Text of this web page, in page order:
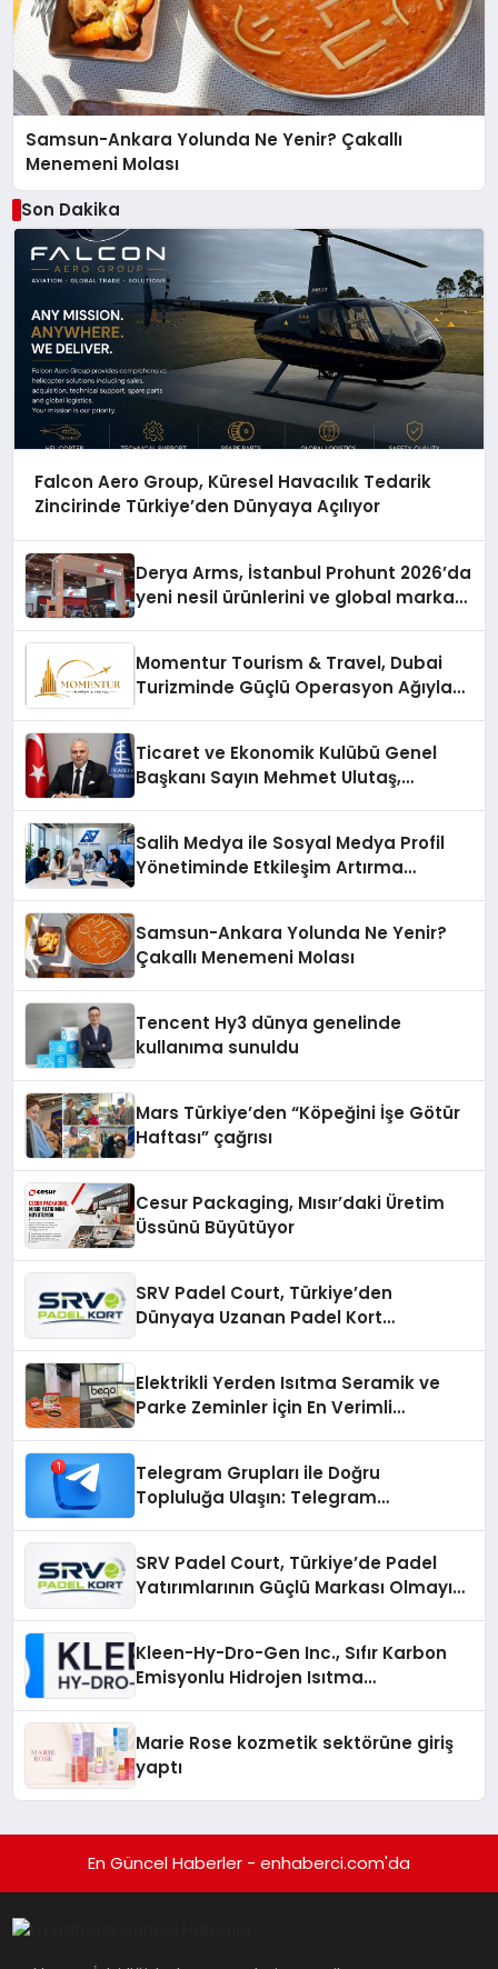
Samsun-Ankara Yolunda Ne Yenir? Çakallı
Menemeni Molası
Son Dakika
Falcon Aero Group, Küresel Havacılık Tedarik
Zincirinde Türkiye’den Dünyaya Açılıyor
Derya Arms, İstanbul Prohunt 2026’da
yeni nesil ürünlerini ve global marka
Momentur Tourism & Travel, Dubai
Turizminde Güçlü Operasyon Ağıyla
Ticaret ve Ekonomik Kulübü Genel
Başkanı Sayın Mehmet Ulutaş,
Salih Medya ile Sosyal Medya Profil
Yönetiminde Etkileşim Artırma
Samsun-Ankara Yolunda Ne Yenir?
Çakallı Menemeni Molası
Tencent Hy3 dünya genelinde
kullanıma sunuldu
Mars Türkiye’den “Köpeğini İşe Götür
Haftası” çağrısı
Cesur Packaging, Mısır’daki Üretim
Üssünü Büyütüyor
SRV Padel Court, Türkiye’den
Dünyaya Uzanan Padel Kort
Elektrikli Yerden Isıtma Seramik ve
Parke Zeminler İçin En Verimli
Telegram Grupları ile Doğru
Topluluğa Ulaşın: Telegram
SRV Padel Court, Türkiye’de Padel
Yatırımlarının Güçlü Markası Olmayı
Kleen-Hy-Dro-Gen Inc., Sıfır Karbon
Emisyonlu Hidrojen Isıtma
Marie Rose kozmetik sektörüne giriş
yaptı
En Güncel Haberler - enhaberci.com'da